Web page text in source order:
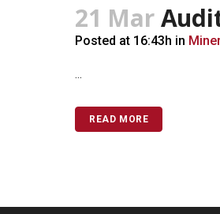
21 Mar
Posted at 16:43h in
...
READ MORE